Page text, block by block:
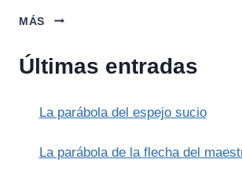
MÁS
EL
SUPERA
Últimas entradas
La parábola del espejo sucio
La parábola de la flecha del